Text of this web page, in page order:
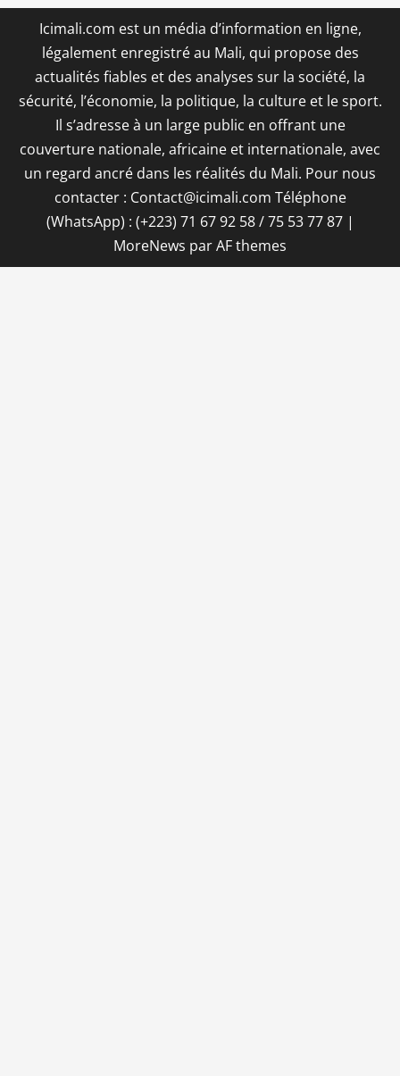
Icimali.com est un média d’information en ligne,
légalement enregistré au Mali, qui propose des
actualités fiables et des analyses sur la société, la
sécurité, l’économie, la politique, la culture et le sport.
Il s’adresse à un large public en offrant une
couverture nationale, africaine et internationale, avec
un regard ancré dans les réalités du Mali. Pour nous
contacter : Contact@icimali.com Téléphone
(WhatsApp) : (+223) 71 67 92 58 / 75 53 77 87 |
MoreNews par AF themes